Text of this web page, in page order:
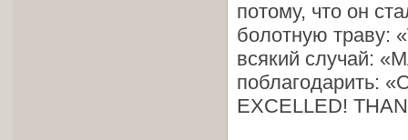
потому, что он
болотную траву:
всякий случай:
поблагодарить:
EXCELLED!